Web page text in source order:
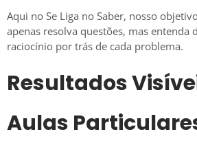
Aqui no Se Liga no Saber, nosso
apenas resolva questões, mas entenda
raciocínio por trás de cada problema.
Resultados
Aulas